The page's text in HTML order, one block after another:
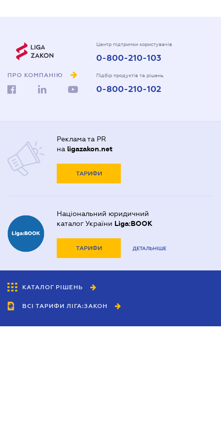
ПРО КОМПАНІЮ
Центр підтримки користувачів
0-800-210-103
Підбір продуктів та рішень
0-800-210-102
Реклама та PR
на ligazakon.net
ТАРИФИ
Національний юридичний
каталог України Liga:BOOK
ТАРИФИ ДЕТАЛЬНІШЕ
КАТАЛОГ РІШЕНЬ
ВСІ ТАРИФИ ЛІГА:ЗАКОН